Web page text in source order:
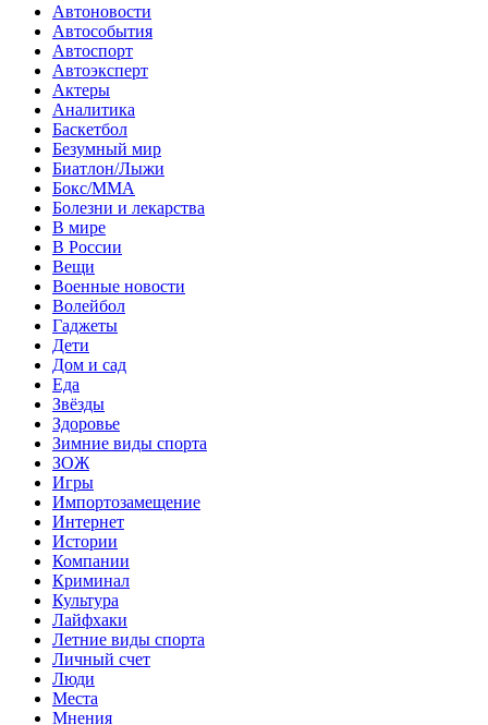
Автоновости
Автособытия
Автоспорт
Автоэксперт
Актеры
Аналитика
Баскетбол
Безумный мир
Биатлон/Лыжи
Бокс/MMA
Болезни и лекарства
В мире
В России
Вещи
Военные новости
Волейбол
Гаджеты
Дети
Дом и сад
Еда
Звёзды
Здоровье
Зимние виды спорта
ЗОЖ
Игры
Импортозамещение
Интернет
Истории
Компании
Криминал
Культура
Лайфхаки
Летние виды спорта
Личный счет
Люди
Места
Мнения